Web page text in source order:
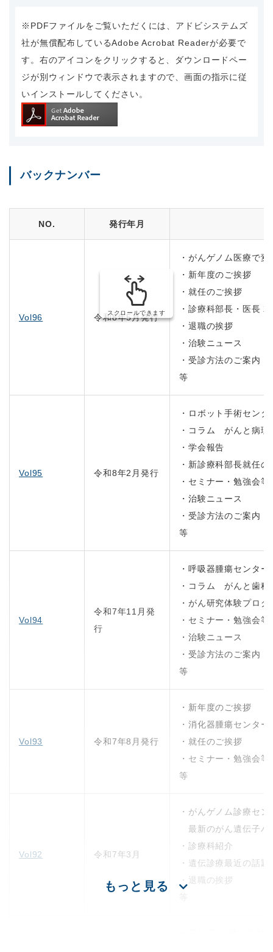
※PDFファイルをご覧いただくには、アドビシステムズ
社が無償配布しているAdobe Acrobat Readerが必要で
す。右のアイコンをクリックすると、ダウンロードペー
ジが別ウィンドウで表示されますので、画面の指示に従
いインストールしてください。
バックナンバー
NO. 発行年月
Vol96 令和8年5月発行
・がんゲノム医療で
・新年度のご挨拶
・就任のご挨拶
・診療科部長・医長
・退職の挨拶
・治験ニュース
・受診方法のご案内
等
Vol95 令和8年2月発行
・ロボット手術セン
・コラム がんと病理
・学会報告
・新診療科部長就任の
・セミナー・勉強会
・治験ニュース
・受診方法のご案内
等
Vol94
令和7年11月発
行
・呼吸器腫瘍センター
・コラム がんと歯科
・がん研究体験プロ
・セミナー・勉強会等
・治験ニュース
・受診方法のご案内
等
Vol93 令和7年8月発行
・新年度のご挨拶
・消化器腫瘍センタ
・就任のご挨拶
・セミナー・勉強会
等
Vol92 令和7年3月
・がんゲノム診療セ
最新のがん遺伝子パ
・診療科紹介
・遺伝診療最近の話題
・退職の挨拶
スクロールできます
もっと見る